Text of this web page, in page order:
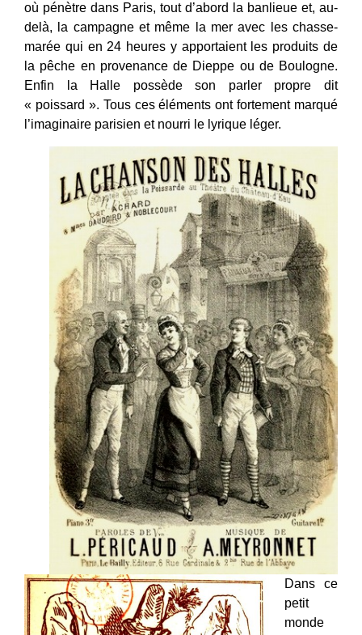
où pénètre dans Paris, tout d’abord la banlieue et, au-
delà, la campagne et même la mer avec les chasse-
marée qui en 24 heures y apportaient les produits de
la pêche en provenance de Dieppe ou de Boulogne.
Enfin la Halle possède son parler propre dit
« poissard ». Tous ces éléments ont fortement marqué
l’imaginaire parisien et nourri le lyrique léger.
Dans ce
petit
monde